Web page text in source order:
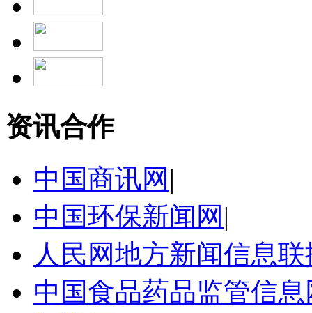
资讯合作
中国商讯网 |
中国环保新闻网 |
人民网地方新闻信息联
中国食品药品监管信息